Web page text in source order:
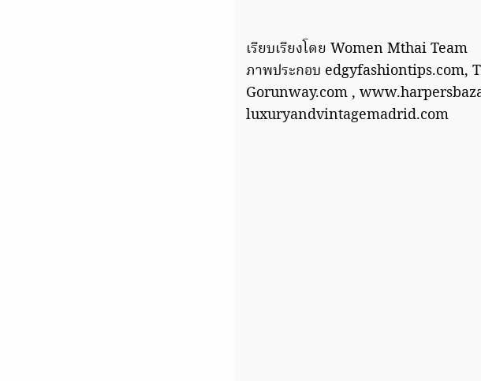
เรียบเรียงโดย Women Mthai Team
ภาพประกอบ edgyfashiontips.com,
Gorunway.com ,
luxuryandvintagemadrid.com